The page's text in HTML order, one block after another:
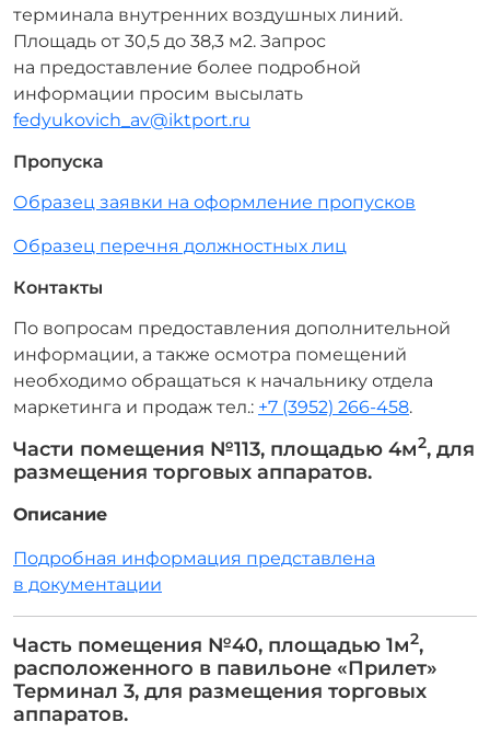
терминала внутренних воздушных линий.
Площадь от 30,5 до 38,3 м2. Запрос
на предоставление более подробной
информации просим высылать
fedyukovich_av@iktport.ru
Пропуска
Образец заявки на оформление пропусков
Образец перечня должностных лиц
Контакты
По вопросам предоставления дополнительной
информации, а также осмотра помещений
необходимо обращаться к начальнику отдела
маркетинга и продаж тел.: +7 (3952) 266-458.
Части помещения №113, площадью 4м2, для
размещения торговых аппаратов.
Описание
Подробная информация представлена
в документации
Часть помещения №40, площадью 1м2,
расположенного в павильоне «Прилет»
Терминал 3, для размещения торговых
аппаратов.